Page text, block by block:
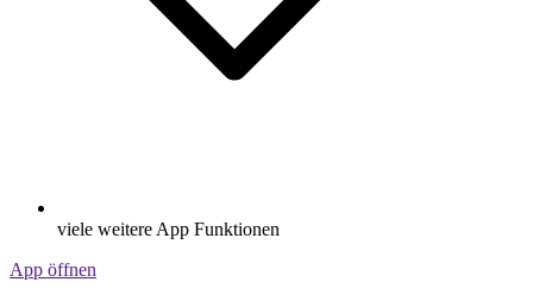
viele weitere App Funktionen
App öffnen